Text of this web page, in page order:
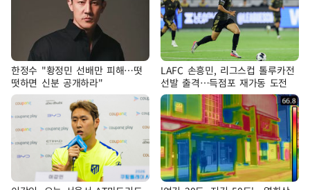
한정수 "황정민 선배만 피해…떳
떳하면 신분 공개하라"
LAFC 손흥민, 리그스컵 톨루카전
선발 출격…득점포 재가동 도전